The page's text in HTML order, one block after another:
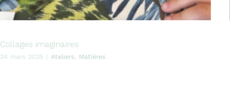
Collages imaginaires
24 mars 2025 Ateliers, Matières